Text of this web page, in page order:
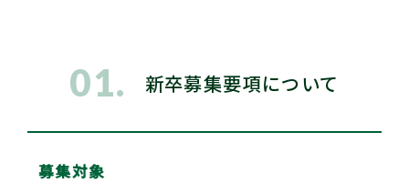
新卒募集要項について
募集対象